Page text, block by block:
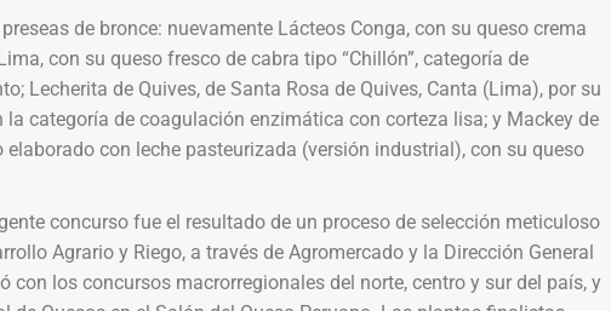
de bronce: nuevamente Lácteos Conga, con su queso crema
con su queso fresco de cabra tipo “Chillón”, categoría de
Lecherita de Quives, de Santa Rosa de Quives, Canta (Lima), por su
la categoría de coagulación enzimática con corteza lisa; y Mackey de
elaborado con leche pasteurizada (versión industrial), con su queso
concurso fue el resultado de un proceso de selección meticuloso
Agrario y Riego, a través de Agromercado y la Dirección General
con los concursos macrorregionales del norte, centro y sur del país, y